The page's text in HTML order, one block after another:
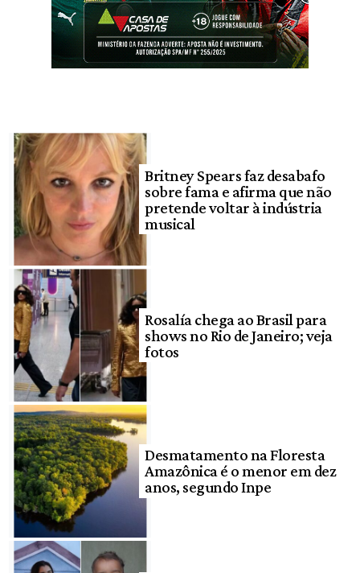
Britney Spears faz desabafo
sobre fama e afirma que não
pretende voltar à indústria
musical
Rosalía chega ao Brasil para
shows no Rio de Janeiro; veja
fotos
Desmatamento na Floresta
Amazônica é o menor em dez
anos, segundo Inpe